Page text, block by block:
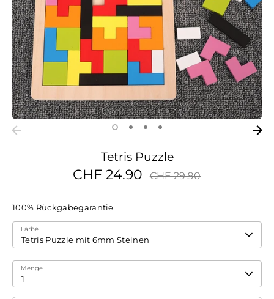
Tetris Puzzle
CHF 24.90
Preis
CHF 29.90
100% Rückgabegarantie
Farbe
Tetris Puzzle mit 6mm Steinen
Menge
1